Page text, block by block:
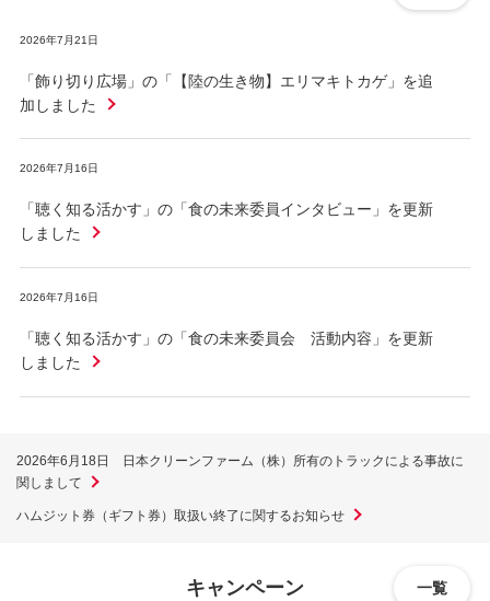
2026年7月21日
「飾り切り広場」の「【陸の生き物】エリマキトカゲ」を追
加しました
2026年7月16日
「聴く知る活かす」の「食の未来委員インタビュー」を更新
しました
2026年7月16日
「聴く知る活かす」の「食の未来委員会 活動内容」を更新
しました
2026年6月18日 日本クリーンファーム（株）所有のトラックによる事故に
関しまして
ハムジット券（ギフト券）取扱い終了に関するお知らせ
キャンペーン 一覧